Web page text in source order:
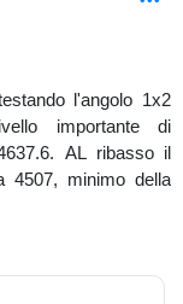
l'angolo 1x2
importante di
AL ribasso il
4507, minimo della